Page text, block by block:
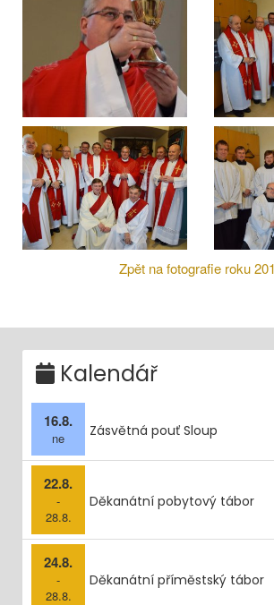
Zpět na fotografie roku
Kalendář
16.8.
ne Zásvětná pouť Sloup
22.8.
-
28.8.
Děkanátní pobytový tábor
24.8.
-
28.8.
Děkanátní příměstský tábor